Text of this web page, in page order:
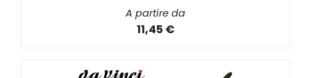
A partire da
11,45 €